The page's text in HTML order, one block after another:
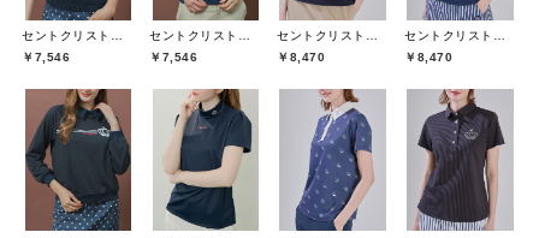
￥7,546
￥7,546
￥8,470
￥8,470